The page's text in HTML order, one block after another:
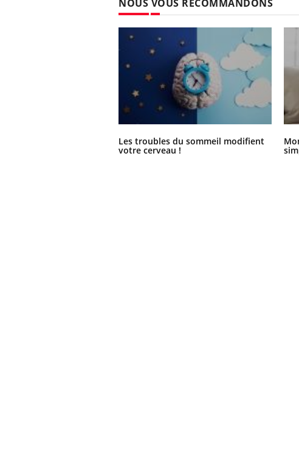
NOUS VOUS RECOMMANDONS
Les troubles du sommeil modifient
votre cerveau !